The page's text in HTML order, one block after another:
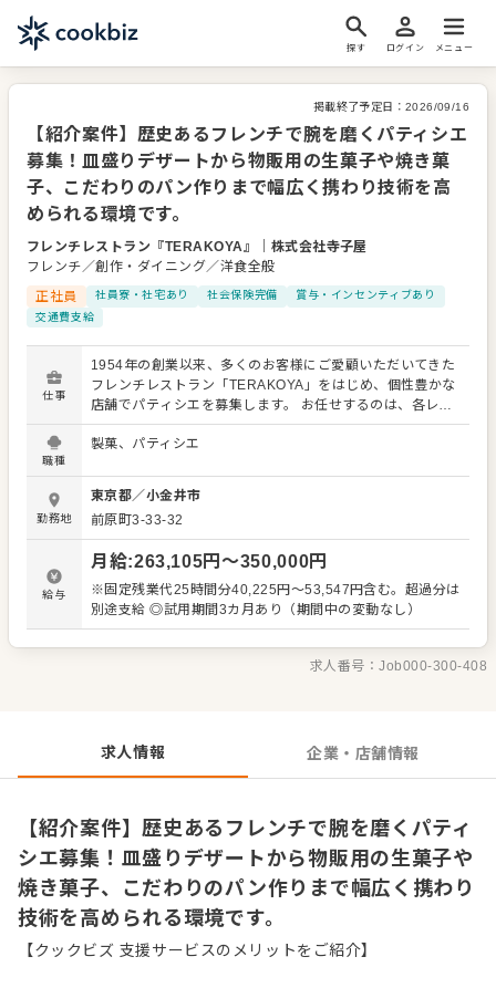
探す ログイン メニュー
掲載終了予定日： 2026/09/16
【紹介案件】歴史あるフレンチで腕を磨くパティシエ
募集！皿盛りデザートから物販用の生菓子や焼き菓
子、こだわりのパン作りまで幅広く携わり技術を高
められる環境です。
フレンチレストラン『TERAKOYA』
株式会社寺子屋
フレンチ／創作・ダイニング／洋食全般
正社員
社員寮・社宅あり 社会保険完備
賞与・インセンティブあり
交通費支給
仕事
1954年の創業以来、多くのお客様にご愛顧いただいてきた
フレンチレストラン「TERAKOYA」をはじめ、個性豊かな
店舗でパティシエを募集します。 お任せするのは、各レス
トランで提供するアシェット・デセール（皿盛りデザー
ト）の調理や、ブティックで販売する焼き菓子・生菓子の
作りにも携わっていただきます。 配属先は、小金井の本
店、竹芝の水辺に佇むモダンな店舗、立川や吉祥寺の日常
に寄り添うブラッスリーなど、ご希望や適性を考慮して決
定します。歴史ある上質な技術を学びながら、パティシエ
として表現の幅を広げられる環境です。 ＜おすすめポイン
ト＞ 老舗フレンチならではの本格的な製菓・製パン技術
を、基礎から応用まで一気通貫で習得できます。レストラ
ップを目指す方に適した職場です。店舗ごとに異なる魅力
があり、ご自身の目指すキャリアに合わせた働き方を実現
職種
製菓、パティシエ
勤務地
東京都／小金井市
前原町3-33-32
給与
月給:263,105円〜350,000円
※固定残業代25時間分40,225円～53,547円含む。超過分は
別途支給 ◎試用期間3カ月あり（期間中の変動なし）
求人番号：Job000-300-408
求人情報 企業・店舗情報
【紹介案件】歴史あるフレンチで腕を磨くパティ
シエ募集！皿盛りデザートから物販用の生菓子や
焼き菓子、こだわりのパン作りまで幅広く携わり
技術を高められる環境です。
【クックビズ 支援サービスのメリットをご紹介】